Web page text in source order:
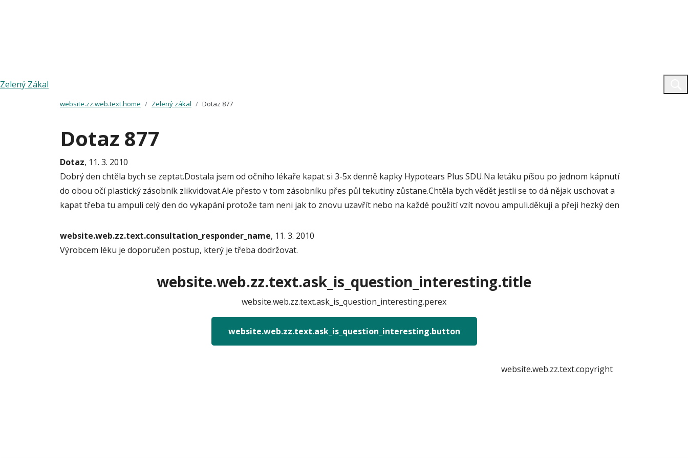
Zelený Zákal
website.zz.web.text.home Zelený zákal Dotaz 877
Dotaz 877
Dotaz, 11. 3. 2010
Dobrý den chtěla bych se zeptat.Dostala jsem od očního lékaře kapat si 3-5x denně kapky Hypotears Plus SDU.Na letáku píšou po jednom kápnutí
do obou očí plastický zásobník zlikvidovat.Ale přesto v tom zásobníku přes půl tekutiny zůstane.Chtěla bych vědět jestli se to dá nějak uschovat a
kapat třeba tu ampuli celý den do vykapání protože tam neni jak to znovu uzavřít nebo na každé použití vzít novou ampuli.děkuji a přeji hezký den
website.web.zz.text.consultation_responder_name, 11. 3. 2010
Výrobcem léku je doporučen postup, který je třeba dodržovat.
website.web.zz.text.ask_is_question_interesting.title
website.web.zz.text.ask_is_question_interesting.perex
website.web.zz.text.ask_is_question_interesting.button
website.web.zz.text.copyright